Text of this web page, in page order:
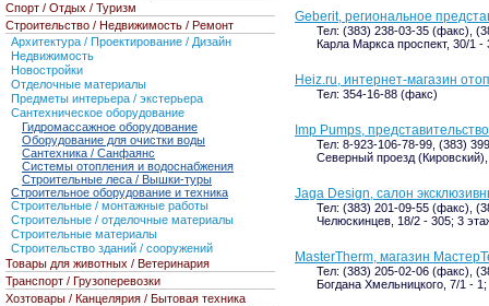
Geberit, региональное
Тел: (383) 238-03-35 (факс),
Карла Маркса проспект, 30/1 -
Heiz.ru, интернет-магазин
Тел: 354-16-88 (факс)
Imp Pumps,
Тел: 8-923-106-78-99, (383)
Северный проезд
Jaga Design, салон
Тел: (383) 201-09-55 (факс),
Челюскинцев, 18/2 - 305; 3
MasterTherm, магазин
Тел: (383) 205-02-06 (факс),
Богдана Хмельницкого, 7/1 -
Спорт / Отдых / Туризм
Строительство / Недвижимость / Ремонт
Архитектура / Проектирование / Дизайн
Недвижимость
Новостройки
Отделочные материалы
Предметы интерьера / экстерьера
Сантехническое оборудование
Гидромассажное оборудование
Оборудование для очистки воды
Сантехника / Санфаянс
Системы отопления и водоснабжения
Строительные леса / Вышки-туры
Строительное оборудование и техника
Строительные / монтажные работы
Строительные / отделочные материалы
Строительные материалы
Строительство зданий / сооружений
Товары для животных / Ветеринария
Транспорт / Грузоперевозки
Хозтовары / Канцелярия / Бытовая техника